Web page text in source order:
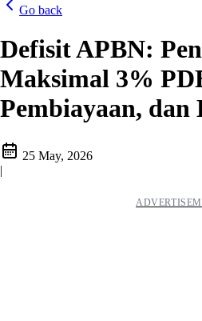
Go back
Defisit APBN:
Maksimal 3%
Pembiayaan, dan
25 May, 2026
|